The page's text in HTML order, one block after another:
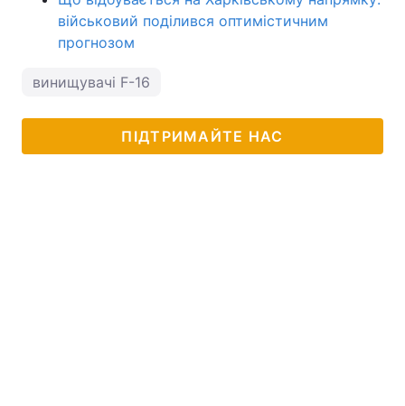
військовий поділився оптимістичним
прогнозом
винищувачі F-16
ПІДТРИМАЙТЕ НАС